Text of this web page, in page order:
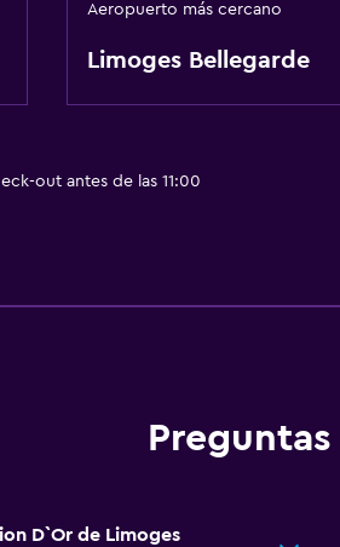
Aeropuerto más cercano
Limoges Bellegarde
out antes de las 11:00
D`Or de Limoges